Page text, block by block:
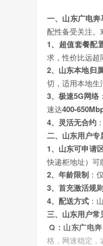
一、山东广电
配性备受关注。
1、超值套餐配
求，性价比远超
2、山东本地归
切，适用本地生
3、极速5G网络
速达400-
4、灵活无合约
二、山东用户
1、山东可申请
快递柜地址）可
2、年龄限制 ：
3、首充激活规
4、配送方式 ：
三、山东用户常
Q：山东广电
格，网速稳定，